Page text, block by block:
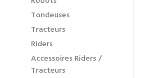
DES
Tondeuses
Tracteurs
Riders
Accessoires Riders /
Tracteurs